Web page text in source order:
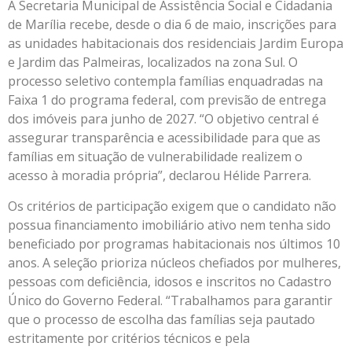
A Secretaria Municipal de Assistência Social e Cidadania
de Marília recebe, desde o dia 6 de maio, inscrições para
as unidades habitacionais dos residenciais Jardim Europa
e Jardim das Palmeiras, localizados na zona Sul. O
processo seletivo contempla famílias enquadradas na
Faixa 1 do programa federal, com previsão de entrega
dos imóveis para junho de 2027. “O objetivo central é
assegurar transparência e acessibilidade para que as
famílias em situação de vulnerabilidade realizem o
acesso à moradia própria”, declarou Hélide Parrera.
Os critérios de participação exigem que o candidato não
possua financiamento imobiliário ativo nem tenha sido
beneficiado por programas habitacionais nos últimos 10
anos. A seleção prioriza núcleos chefiados por mulheres,
pessoas com deficiência, idosos e inscritos no Cadastro
Único do Governo Federal. “Trabalhamos para garantir
que o processo de escolha das famílias seja pautado
estritamente por critérios técnicos e pela